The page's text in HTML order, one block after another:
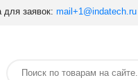
для заявок: mail+1@indatech.ru